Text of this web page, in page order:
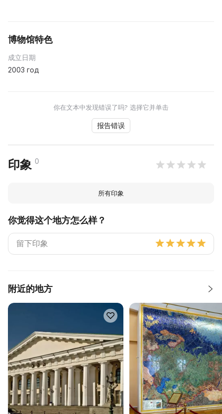
博物馆特色
成立日期
2003 год
你在文本中发现错误了吗? 选择它并单击
报告错误
印象 0
所有印象
你觉得这个地方怎么样？
附近的地方